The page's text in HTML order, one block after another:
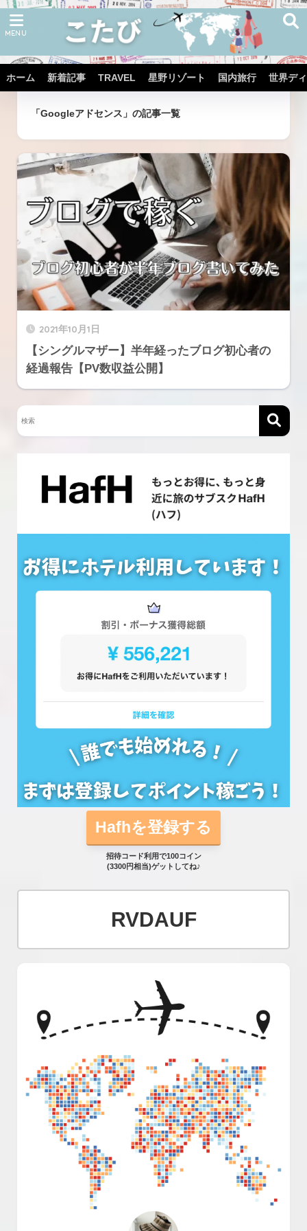
ホーム 新着記事 TRAVEL 星野リゾート 国内旅行 世界デ
ホーム タグ
「Googleアドセンス」の記事一覧
2021年10月1日
【シングルマザー】半年経ったブログ初心者の
経過報告【PV数収益公開】
Hafhを登録する
招待コード利用で100コイン
(3300円相当)ゲットしてね♪
RVDAUF